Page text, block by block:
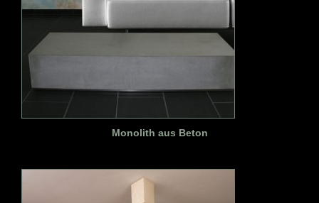
Monolith aus Beton